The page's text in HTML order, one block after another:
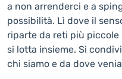
a non arrenderci e a
possibilità. Lì dove il
riparte da reti più
si lotta insieme. Si
chi siamo e da dove